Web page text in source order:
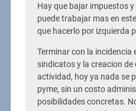
Hay que bajar impuestos
puede trabajar mas en
que hacerlo por izquierda
Terminar con la incidencia
sindicatos y la creacion
actividad, hoy ya nada se
pyme, sin un costo
posibilidades concretas.